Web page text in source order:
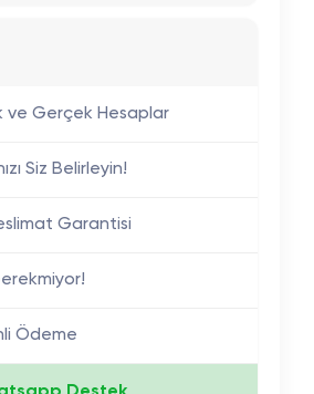
ve Gerçek Hesaplar
Siz Belirleyin!
Garantisi
Ödeme